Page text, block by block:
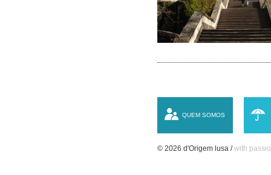
QUEM SOMOS
© 2026 d'Origem lusa /with